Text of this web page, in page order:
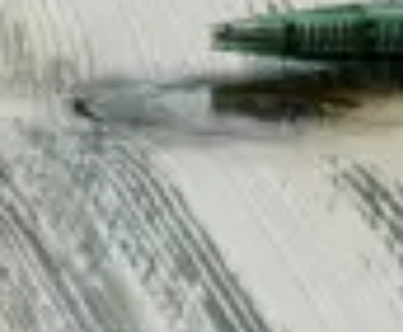
Trädstrukturen i Umbraco gör också att innehållet
blir lätthanterligt även för stora komplexa
webbplatser.
Hastighet
Både Umbraco och Wordpress kan göras snabba
med rätt inställningar. Det är däremot större risk
att WordPress-installationen blir långsam på grund
av att man har installerat för många olika plugins.
Detta kan åtgärdas med cache-plugin som gör att
själva hemsidan blir snabb, men dashboarden
förblir ändå långsam eftersom den måste vara
dynamisk.
Säkerhet